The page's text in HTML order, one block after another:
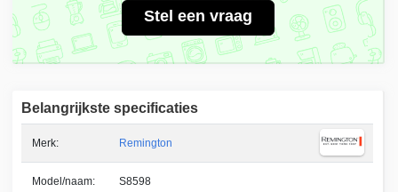
Stel een vraag
Belangrijkste specificaties
Merk: Remington
Model/naam: S8598